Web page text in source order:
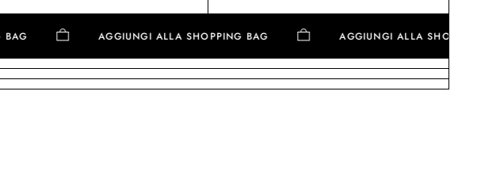
BAG AGGIUNGI ALLA SHOPPING BAG AGGIUNGI ALLA